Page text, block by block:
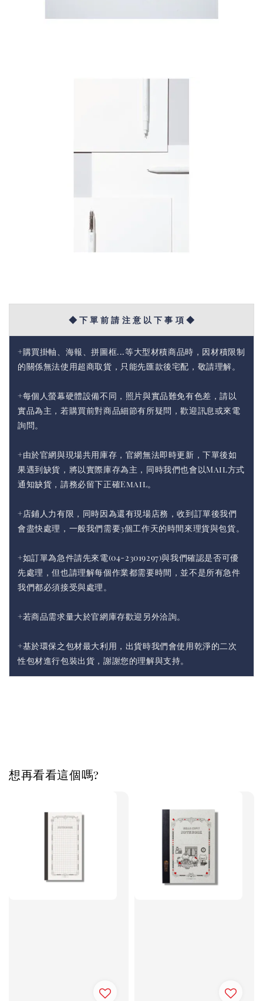
◆ 下 單 前 請 注 意 以 下 事 項 ◆
+購買掛軸、海報、拼圖框...等大型材積商品時，因材積限制
的關係無法使用超商取貨，只能先匯款後宅配，敬請理解。
+每個人螢幕硬體設備不同，照片與實品難免有色差，請以
實品為主，若購買前對商品細節有所疑問，歡迎訊息或來電
詢問。
+由於官網與現場共用庫存，官網無法即時更新，下單後如
果遇到缺貨，將以實際庫存為主，同時我們也會以Mail方式
通知缺貨，請務必留下正確Email。
+店鋪人力有限，同時因為還有現場店務，收到訂單後我們
會盡快處理，一般我們需要3個工作天的時間來理貨與包貨。
+如訂單為急件請先來電(04-23019297)與我們確認是否可優
先處理，但也請理解每個作業都需要時間，並不是所有急件
我們都必須接受與處理。
+若商品需求量大於官網庫存歡迎另外洽詢。
+基於環保之包材最大利用，出貨時我們會使用乾淨的二次
性包材進行包裝出貨，謝謝您的理解與支持。
想再看看這個嗎?